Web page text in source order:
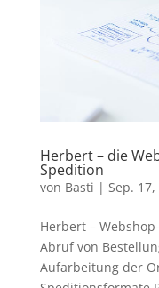
Herbert – die
Spedition
von Basti | Sep. 17,
Herbert –
Abruf von
Aufarbeitung der